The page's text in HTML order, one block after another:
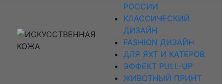
РОССИИ
КЛАССИЧЕСКИЙ
ДИЗАЙН
FASHION ДИЗАЙН
ДЛЯ ЯХТ И КАТЕРОВ
ЭФФЕКТ PULL-UP
ЖИВОТНЫЙ ПРИНТ